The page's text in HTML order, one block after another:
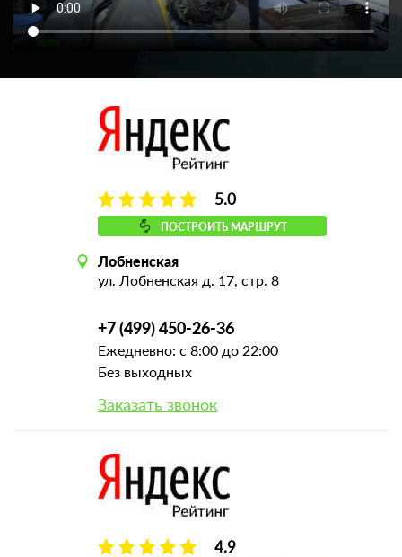
5.0
ПОСТРОИТЬ МАРШРУТ
Лобненская
ул. Лобненская д. 17, стр. 8
+7 (499) 450-26-36
Ежедневно: с 8:00 до 22:00
Без выходных
Заказать звонок
4.9